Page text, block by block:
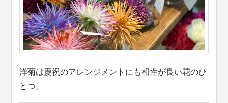
洋菊は慶祝のアレンジメントにも相性が良い花のひ
とつ。